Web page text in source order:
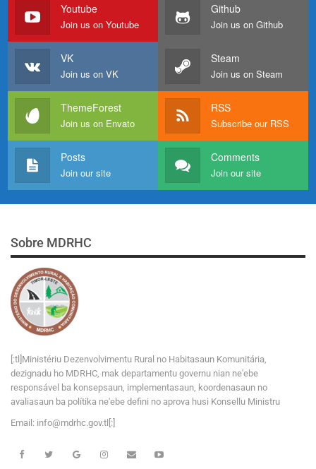
Youtube
Join us on Youtube
Github
Join us on Github
VK
Join us on VK
Steam
Join us on Steam
ThemeForest
Join us on Envato
RSS
Subscribe our RSS
Posts
Join our site
Comments
Join our site
Sobre MDRHC
[:tl]Ministériu Dezenvolvimentu Rural no Habitasaun Komunitária,
dezignadu ho MDRHC, mak departamentu governu nian ne'ebe
responsável ba konsepsaun, implementasaun, koordenasaun no
avaliasaun ba polítika ne'ebe defini no aprova husi Konsellu Ministru
Email: info@md rhc.gov.tl[:]